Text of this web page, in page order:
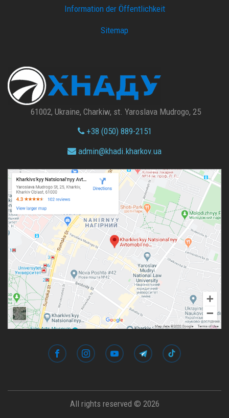
Information der Öffentlichkeit
Sitemap
61002, Ukraine, Charkiw, st. Yaroslava Mudrogo, 25
+38 (050) 889-2151
admin@khadi.kharkov.ua
All rights reserved © 2026